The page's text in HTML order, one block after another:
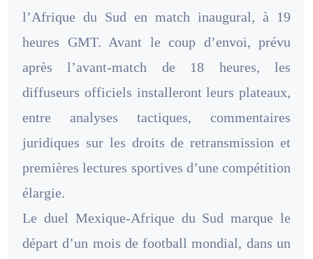
l’Afrique du Sud en match inaugural, à 19
heures GMT. Avant le coup d’envoi, prévu
après l’avant-match de 18 heures, les
diffuseurs officiels installeront leurs plateaux,
entre analyses tactiques, commentaires
juridiques sur les droits de retransmission et
premières lectures sportives d’une compétition
élargie.
Le duel Mexique-Afrique du Sud marque le
départ d’un mois de football mondial, dans un